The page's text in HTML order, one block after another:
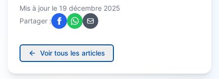
Mis à jour le 19 décembre 2025
Partager :
Voir tous les articles